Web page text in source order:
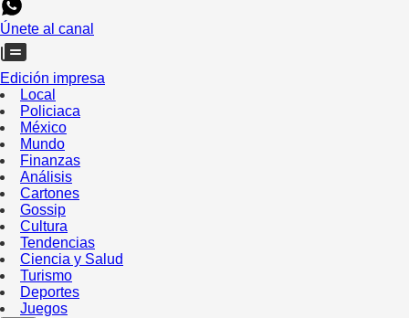
Únete al canal
Edición impresa
Local
Policiaca
México
Mundo
Finanzas
Análisis
Cartones
Gossip
Cultura
Tendencias
Ciencia y Salud
Turismo
Deportes
Juegos